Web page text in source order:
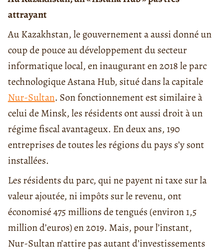
attrayant
Au Kazakhstan, le gouvernement a aussi donné un
coup de pouce au développement du secteur
informatique local, en inaugurant en 2018 le parc
technologique Astana Hub, situé dans la capitale
Nur-Sultan. Son fonctionnement est similaire à
celui de Minsk, les résidents ont aussi droit à un
régime fiscal avantageux. En deux ans, 190
entreprises de toutes les régions du pays s’y sont
installées.
Les résidents du parc, qui ne payent ni taxe sur la
valeur ajoutée, ni impôts sur le revenu, ont
économisé 475 millions de tengués (environ 1,5
million d’euros) en 2019. Mais, pour l’instant,
Nur-Sultan n’attire pas autant d’investissements